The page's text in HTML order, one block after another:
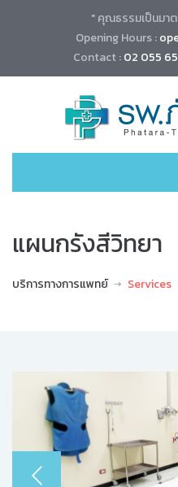
" คุณธรรมเป็นมา
Opening Hours :
Contact :02 055
แผนกรังสีวิทยา
บริการทางการแพทย์ Services